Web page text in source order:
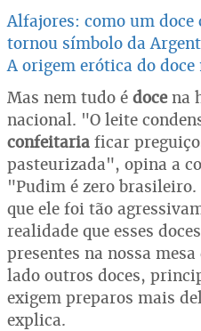
Alfajores: como um doce
tornou símbolo da
A origem erótica do
Mas nem tudo é docena
nacional. "O leite
confeitaria ficar
pasteurizada", opina a
"Pudim é zero brasileiro.
que ele foi tão
realidade que esses
presentes na nossa
lado outros doces,
exigem preparos mais
explica.